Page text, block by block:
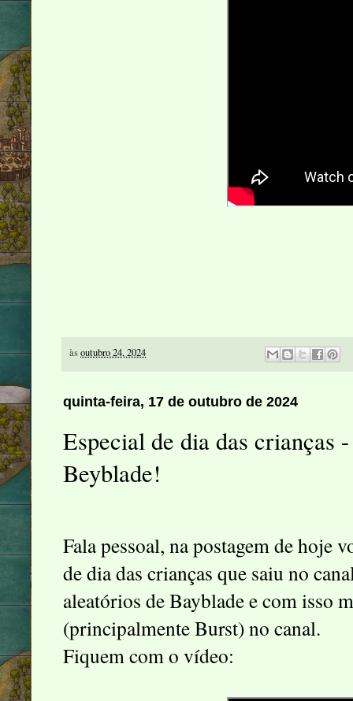
àsoutubro 24, 2024
quinta-feira, 17 de outubro de 2024
Especial de dia das crianças
Beyblade!
Fala pessoal, na postagem de hoje
de dia das crianças que saiu no
aleatórios de Bayblade e com isso
(principalmente Burst) no canal.
Fiquem com o vídeo: